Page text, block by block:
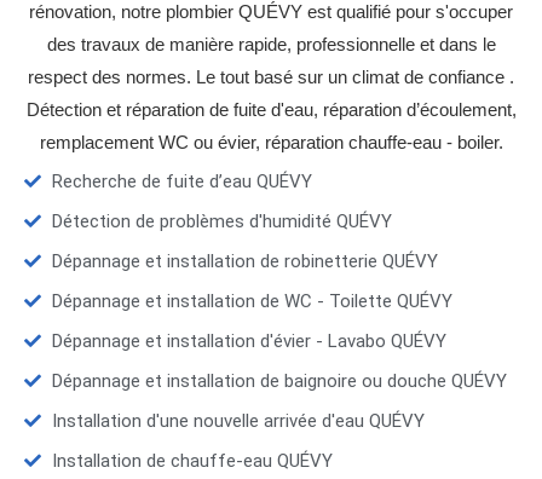
rénovation, notre plombier QUÉVY est qualifié pour s'occuper
des travaux de manière rapide, professionnelle et dans le
respect des normes. Le tout basé sur un climat de confiance .
Détection et réparation de fuite d'eau, réparation d’écoulement,
remplacement WC ou évier, réparation chauffe-eau - boiler.
Recherche de fuite d’eau QUÉVY
Détection de problèmes d'humidité QUÉVY
Dépannage et installation de robinetterie QUÉVY
Dépannage et installation de WC - Toilette QUÉVY
Dépannage et installation d'évier - Lavabo QUÉVY
Dépannage et installation de baignoire ou douche QUÉVY
Installation d'une nouvelle arrivée d'eau QUÉVY
Installation de chauffe-eau QUÉVY